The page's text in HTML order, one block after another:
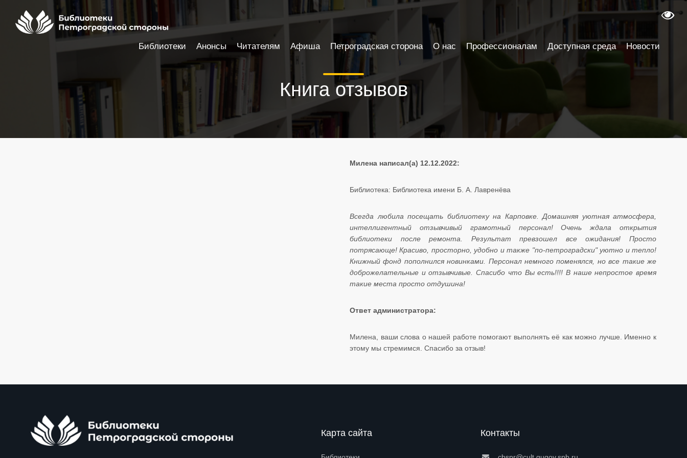
Книга отзывов
Милена написал(а) 12.12.2022:
Библиотека: Библиотека имени Б. А. Лавренёва​​​​​​​
Всегда любила посещать библиотеку на Карповке. Домашняя уютная атмосфера,
интеллигентный отзывчивый грамотный персонал! Очень ждала открытия
библиотеки после ремонта. Результат превзошел все ожидания! Просто
потрясающе! Красиво, просторно, удобно и также "по-петроградски" уютно и тепло!
Книжный фонд пополнился новинками. Персонал немного поменялся, но все такие же
доброжелательные и отзывчивые. Спасибо что Вы есть!!!! В наше непростое время
такие места просто отдушина!
Ответ администратора:
Милена, ваши слова о нашей работе помогают выполнять её как можно лучше. Именно к
этому мы стремимся. Спасибо за отзыв! ​​​​​​​
Карта сайта Контакты
Библиотеки Анонсы Читателям Афиша Петроградская сторона О нас Профессионалам Доступная среда Новости
Настройки доступности